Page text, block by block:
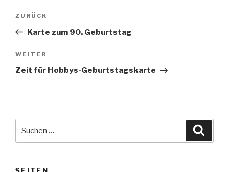
Beitragsnavigation
Vorheriger
Beitrag
ZURÜCK
Karte zum 90. Geburtstag
Nächster
Beitrag
WEITER
Zeit für Hobbys-Geburtstagskarte
SEITEN